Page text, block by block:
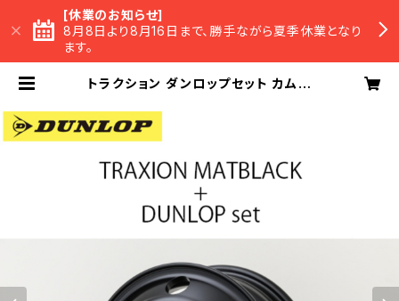
[休業のお知らせ]
8月8日より8月16日まで、勝手ながら夏季休業となり
ます。
トラクション ダンロップセット カムロ
工賃込み | LX-MODE Official BA